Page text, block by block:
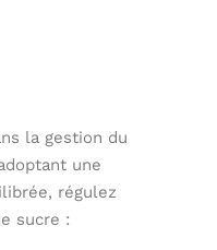
la gestion du
une
régulez
sucre :